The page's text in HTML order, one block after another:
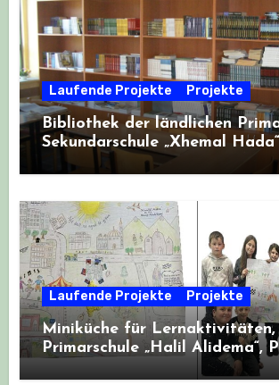
Laufende Projekte Projekte
Bibliothek der ländlichen
Sekundarschule „Xhemal
Krahës, Albanien
Laufende Projekte Projekte
Miniküche für Lernaktivitäten,
Primarschule „Halil Alidema“,